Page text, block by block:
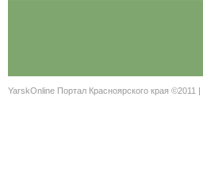
YarskOnline Портал Красноярского края ©2011 |